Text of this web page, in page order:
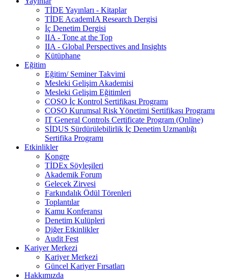
TİDE Yayınları - Kitaplar
TİDE AcademIA Research Dergisi
İç Denetim Dergisi
IIA - Tone at the Top
IIA - Global Perspectives and Insights
Kütüphane
Eğitim
Eğitim/ Seminer Takvimi
Mesleki Gelişim Akademisi
Mesleki Gelişim Eğitimleri
COSO İç Kontrol Sertifikası Programı
COSO Kurumsal Risk Yönetimi Sertifikası Programı
IT General Controls Certificate Program (Online)
SİDUS Sürdürülebilirlik İç Denetim Uzmanlığı
Sertifika Programı
Etkinlikler
Kongre
TİDEx Söyleşileri
Akademik Forum
Gelecek Zirvesi
Farkındalık Ödül Törenleri
Toplantılar
Kamu Konferansı
Denetim Kulüpleri
Diğer Etkinlikler
Audit Fest
Kariyer Merkezi
Kariyer Merkezi
Güncel Kariyer Fırsatları
Hakkımızda